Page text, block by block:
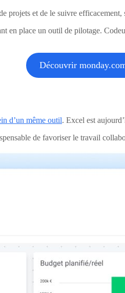
projets et de le suivre efficacement,
en place un outil de pilotage.
Découvrir
d’un même outil. Excel est
de favoriser le travail